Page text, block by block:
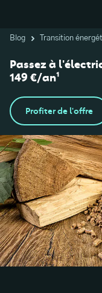
Blog Transition
Passez à
149 €/an¹
Profiter de l'offre